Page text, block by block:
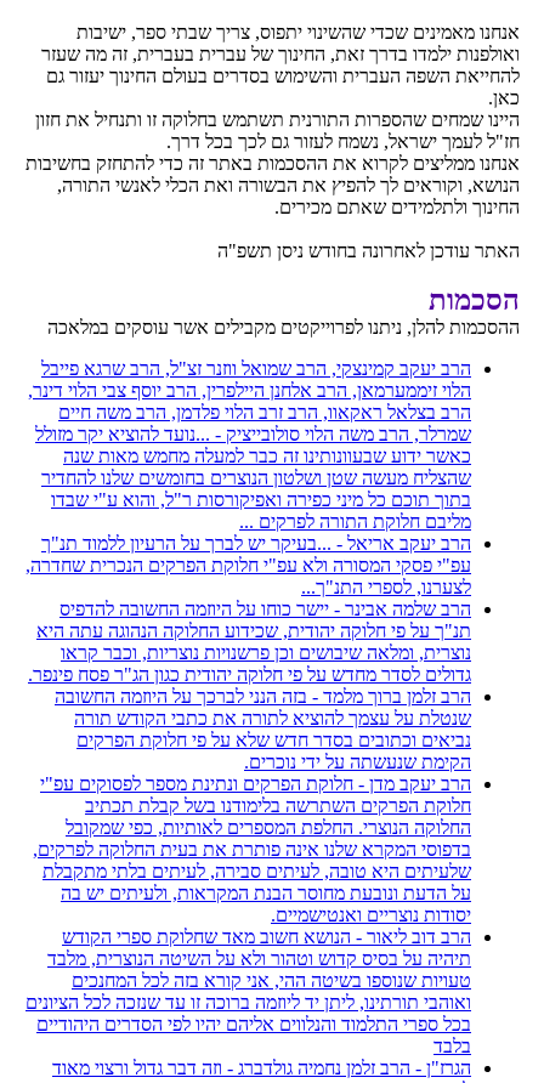
אנחנו מאמינים שכדי שהשינוי יתפוס, צריך שבתי ספר, ישיבות
ואולפנות ילמדו בדרך זאת, החינוך של עברית בעברית, זה מה שעזר
להחייאת השפה העברית והשימוש בסדרים בעולם החינוך יעזור גם
כאן.
היינו שמחים שהספרות התורנית תשתמש בחלוקה זו ותנחיל את חזון
חז"ל לעמך ישראל, נשמח לעזור גם לכך בכל דרך.
אנחנו ממליצים לקרוא את ההסכמות באתר זה כדי להתחזק בחשיבות
הנושא, וקוראים לך להפיץ את הבשורה ואת הכלי לאנשי התורה,
החינוך ולתלמידים שאתם מכירים.
האתר עודכן לאחרונה בחודש ניסן תשפ"ה
הסכמות
ההסכמות להלן, ניתנו לפרוייקטים מקבילים אשר עוסקים במלאכה
הרב יעקב קמינצקי, הרב שמואל ווזנר זצ"ל, הרב שרגא פייבל
הלוי זיממערמאן, הרב אלחנן היילפרין, הרב יוסף צבי הלוי דינר,
הרב בצלאל ראקאוו, הרב זרב הלוי פלדמן, הרב משה חיים
שמרלר, הרב משה הלוי סולובייציק - ...נועד להוציא יקר מזולל
כאשר ידוע שבעוונותינו זה כבר למעלה מחמש מאות שנה
שהצליח מעשה שטן ושלטון הנוצרים בחומשים שלנו להחדיר
בתוך תוכם כל מיני כפירה ואפיקורסות ר"ל, והוא ע"י שבדו
מליבם חלוקת התורה לפרקים ...
הרב יעקב אריאל - ...בעיקר יש לברך על הרעיון ללמוד תנ"ך
עפ"י פסקי המסורה ולא עפ"י חלוקת הפרקים הנכרית שחדרה,
לצערנו, לספרי התנ"ך...
הרב שלמה אבינר - יישר כוחו על היוזמה החשובה להדפיס
תנ"ך על פי חלוקה יהודית, שכידוע החלוקה הנהוגה עתה היא
נוצרית, ומלאה שיבושים וכן פרשנויות נוצריות, וכבר קראו
גדולים לסדר מחדש על פי חלוקה יהודית כגון הג"ר פסח פינפר.
הרב זלמן ברוך מלמד - בזה הנני לברכך על היוזמה החשובה
שנטלת על עצמך להוציא לתורה את כתבי הקודש תורה
נביאים וכתובים בסדר חדש שלא על פי חלוקת הפרקים
הקימת שנעשתה על ידי נוכרים.
הרב יעקב מדן - חלוקת הפרקים ונתינת מספר לפסוקים עפ"י
חלוקת הפרקים השתרשה בלימודנו בשל קבלת תכתיב
החלוקה הנוצרי. החלפת המספרים לאותיות, כפי שמקובל
בדפוסי המקרא שלנו אינה פותרת את בעית החלוקה לפרקים,
שלעיתים היא טובה, לעיתים סבירה, לעיתים בלתי מתקבלת
על הדעת ונובעת מחוסר הבנת המקראות, ולעיתים יש בה
יסודות נוצריים ואנטישמיים.
הרב דוב ליאור - הנושא חשוב מאד שחלוקת ספרי הקודש
תיהיה על בסיס קדוש וטהור ולא על השיטה הנוצרית, מלבד
טעויות שנוספו בשיטה ההי, אני קורא בזה לכל המחנכים
ואוהבי תורתינו, ליתן יד ליוזמה ברוכה זו עד שנזכה לכל הציונים
בכל ספרי התלמוד והנלווים אליהם יהיו לפי הסדרים היהודיים
בלבד
הגרז"ן - הרב זלמן נחמיה גולדברג - וזה דבר גדול ורצוי מאוד